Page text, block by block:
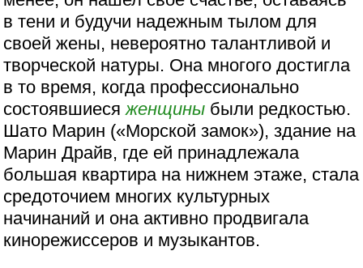
в тени и будучи надежным тылом для
своей жены, невероятно талантливой и
творческой натуры. Она многого достигла
в то время, когда профессионально
состоявшиесяженщины были редкостью.
Шато Марин («Морской замок»), здание на
Марин Драйв, где ей принадлежала
большая квартира на нижнем этаже, стала
средоточием многих культурных
начинаний и она активно продвигала
кинорежиссеров и музыкантов.